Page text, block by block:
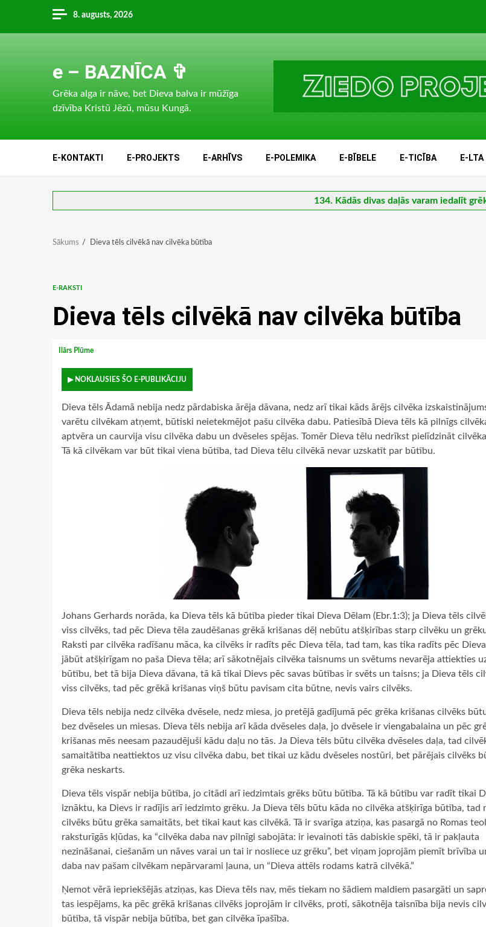
content
8. augusts, 2026
e – BAZNĪCA ✞
Grēka alga ir nāve, bet Dieva balva ir mūžīga
dzīvība Kristū Jēzū, mūsu Kungā.
E-KONTAKTI E-PROJEKTS E-ARHĪVS E-POLEMIKA E-BĪBELE E-TICĪBA E-LTA
134. Kādās divas daļās varam iedalīt
Sākums Dieva tēls cilvēkā nav cilvēka būtība
E-RAKSTI
Dieva tēls cilvēkā nav cilvēka būtība
Ilārs Plūme
▶ NOKLAUSIES ŠO E-PUBLIKĀCIJU
Dieva tēls Ādamā nebija nedz pārdabiska ārēja dāvana, nedz arī tikai kāds ārējs cilvēka
varētu cilvēkam atņemt, būtiski neietekmējot pašu cilvēka dabu. Patiesībā Dieva tēls kā pilnīgs
aptvēra un caurvija visu cilvēka dabu un dvēseles spējas. Tomēr Dieva tēlu nedrīkst pielīdzināt
Tā kā cilvēkam var būt tikai viena būtība, tad Dieva tēlu cilvēkā nevar uzskatīt par būtību.
Johans Gerhards norāda, ka Dieva tēls kā būtība pieder tikai Dieva Dēlam (Ebr.1:3); ja Dieva tēls
viss cilvēks, tad pēc Dieva tēla zaudēšanas grēkā krišanas dēļ nebūtu atšķirības starp cilvēku un
Raksti par cilvēka radīšanu māca, ka cilvēks ir radīts pēc Dieva tēla, tad tam, kas tika radīts pēc
jābūt atšķirīgam no paša Dieva tēla; arī sākotnējais cilvēka taisnums un svētums nevarēja attiekties
būtību, bet tā bija Dieva dāvana, tā kā tikai Dievs pēc savas būtības ir svēts un taisns; ja Dieva tēls
viss cilvēks, tad pēc grēkā krišanas viņš būtu pavisam cita būtne, nevis vairs cilvēks.
Dieva tēls nebija nedz cilvēka dvēsele, nedz miesa, jo pretējā gadījumā pēc grēka krišanas cilvēks
bez dvēseles un miesas. Dieva tēls nebija arī kāda dvēseles daļa, jo dvēsele ir viengabalaina un pēc
krišanas mēs neesam pazaudējuši kādu daļu no tās. Ja Dieva tēls būtu cilvēka dvēseles daļa, tad
samaitātība neattiektos uz visu cilvēka dabu, bet tikai uz kādu dvēseles nostūri, bet pārējais cilvēks
grēka neskarts.
Dieva tēls vispār nebija būtība, jo citādi arī iedzimtais grēks būtu būtība. Tā kā būtību var radīt tikai
iznāktu, ka Dievs ir radījis arī iedzimto grēku. Ja Dieva tēls būtu kāda no cilvēka atšķirīga būtība, tad
cilvēks būtu grēka samaitāts, bet tikai kaut kas cilvēkā. Tā ir svarīga atziņa, kas pasargā no Romas
raksturīgās kļūdas, ka “cilvēka daba nav pilnīgi sabojāta: ir ievainoti tās dabiskie spēki, tā ir pakļauta
nezināšanai, ciešanām un nāves varai un tai ir nosliece uz grēku”, bet viņam joprojām piemīt brīvība
daba nav pašam cilvēkam nepārvarami ļauna, un “Dieva attēls rodams katrā cilvēkā.”
Ņemot vērā iepriekšējās atziņas, kas Dieva tēls nav, mēs tiekam no šādiem maldiem pasargāti un
tas iespējams, ka pēc grēkā krišanas cilvēks joprojām ir cilvēks, proti, sākotnēja taisnība bija nevis
būtība, tā vispār nebija būtība, bet gan cilvēka īpašība.